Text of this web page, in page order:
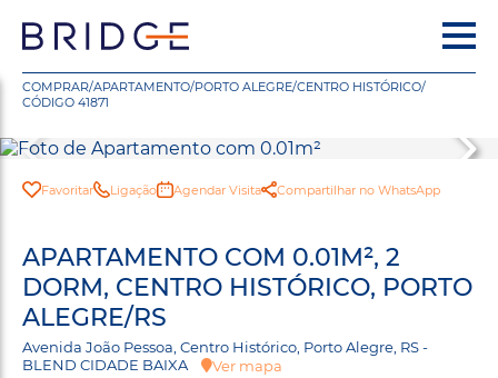
COMPRAR/APARTAMENTO/PORTO ALEGRE/CENTRO HISTÓRICO/
CÓDIGO 41871
Favoritar Ligação Agendar Visita Compartilhar no WhatsApp
APARTAMENTO COM 0.01M², 2
DORM, CENTRO HISTÓRICO, PORTO
ALEGRE/RS
Avenida João Pessoa, Centro Histórico, Porto Alegre, RS -
BLEND CIDADE BAIXA
Ver mapa